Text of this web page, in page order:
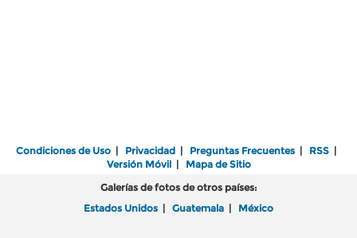
Condiciones de Uso | Privacidad | Preguntas Frecuentes | RSS |
Versión Móvil| Mapa de Sitio
Galerías de fotos de otros países:
Estados Unidos | Guatemala | México